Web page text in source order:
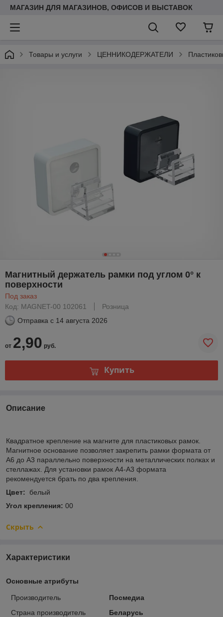
МАГАЗИН ДЛЯ МАГАЗИНОВ, ОФИСОВ И ВЫСТАВОК
Товары и услуги ЦЕННИКОДЕРЖАТЕЛИ
Магнитный держатель рамки под углом 0° к
поверхности
Под заказ
Код: MAGNET-00 102061
Розница
Отправка с 14 августа 2026
от 2,90 руб.
Купить
Описание
Квадратное крепление на магните для пластиковых рамок.
Магнитное основание позволяет закрепить рамки формата от
А6 до А3 параллельно поверхности на металлических полках и
стеллажах. Для установки рамок А4-А3 формата
рекомендуется брать по два крепления.
Цвет:
белый
Угол крепления: 00
Скрыть
Характеристики
Основные атрибуты
Производитель
Посмедиа
Страна производитель
Беларусь